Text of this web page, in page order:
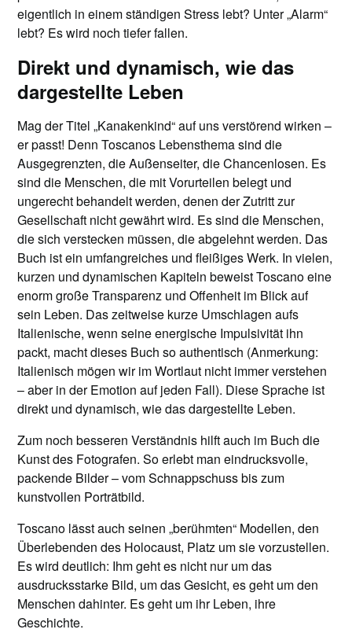
eigentlich in einem ständigen Stress lebt? Unter „Alarm“
lebt? Es wird noch tiefer fallen.
Direkt und dynamisch, wie das
dargestellte Leben
Mag der Titel „Kanakenkind“ auf uns verstörend wirken –
er passt! Denn Toscanos Lebensthema sind die
Ausgegrenzten, die Außenseiter, die Chancenlosen. Es
sind die Menschen, die mit Vorurteilen belegt und
ungerecht behandelt werden, denen der Zutritt zur
Gesellschaft nicht gewährt wird. Es sind die Menschen,
die sich verstecken müssen, die abgelehnt werden. Das
Buch ist ein umfangreiches und fleißiges Werk. In vielen,
kurzen und dynamischen Kapiteln beweist Toscano eine
enorm große Transparenz und Offenheit im Blick auf
sein Leben. Das zeitweise kurze Umschlagen aufs
Italienische, wenn seine energische Impulsivität ihn
packt, macht dieses Buch so authentisch (Anmerkung:
Italienisch mögen wir im Wortlaut nicht immer verstehen
– aber in der Emotion auf jeden Fall). Diese Sprache ist
direkt und dynamisch, wie das dargestellte Leben.
Zum noch besseren Verständnis hilft auch im Buch die
Kunst des Fotografen. So erlebt man eindrucksvolle,
packende Bilder – vom Schnappschuss bis zum
kunstvollen Porträtbild.
Toscano lässt auch seinen „berühmten“ Modellen, den
Überlebenden des Holocaust, Platz um sie vorzustellen.
Es wird deutlich: Ihm geht es nicht nur um das
ausdrucksstarke Bild, um das Gesicht, es geht um den
Menschen dahinter. Es geht um ihr Leben, ihre
Geschichte.